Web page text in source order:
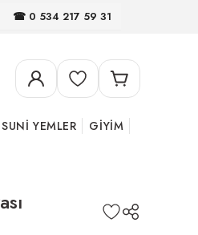
☎ 0 534 217 59 31
SUNİ YEMLER GİYİM